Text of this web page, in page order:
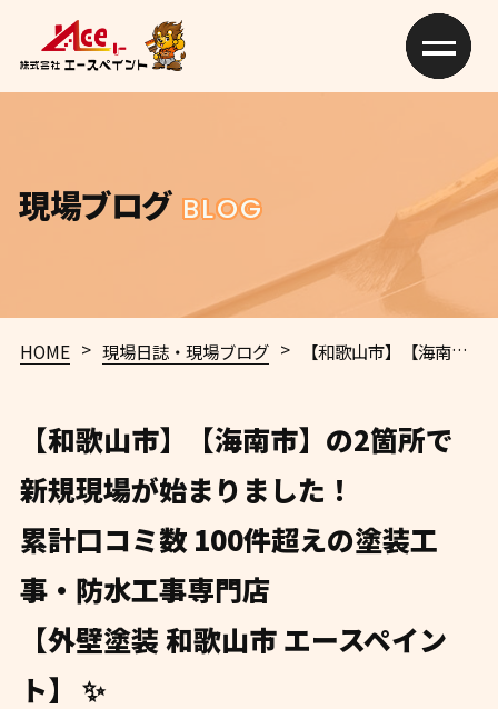
現場ブログ BLOG
HOME > 現場日誌・現場ブログ > 【和歌山市】【海南市】の2箇所で新規現場が始まりました！
【和歌山市】【海南市】の2箇所で
新規現場が始まりました！
累計口コミ数 100件超えの塗装工
事・防水工事専門店
【外壁塗装 和歌山市 エースペイン
ト】 ✨